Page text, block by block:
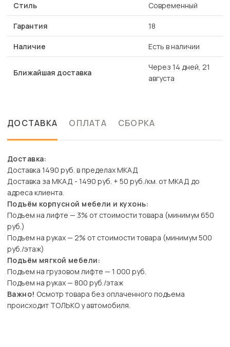
Стиль Современный
Гарантия 18
Наличие Есть в наличии
Ближайшая доставка
Через 14 дней, 21
августа
ДОСТАВКА ОПЛАТА СБОРКА
Доставка:
Доставка 1490 руб. в пределах МКАД
Доставка за МКАД - 1490 руб. + 50 руб./км. от МКАД до
адреса клиента.
Подъём корпусной мебели и кухонь:
Подъем на лифте — 3% от стоимости товара (минимум 650
руб.)
Подъем на руках — 2% от стоимости товара (минимум 500
руб./этаж)
Подъём мягкой мебели:
Подъем на грузовом лифте — 1 000 руб.
Подъем на руках — 800 руб./этаж
Важно! Осмотр товара без оплаченного подъема
происходит ТОЛЬКО у автомобиля.